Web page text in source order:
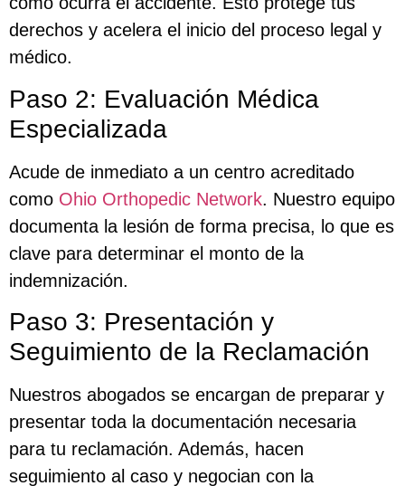
derechos y acelera el inicio del proceso legal y
médico.
Paso 2: Evaluación Médica
Especializada
Acude de inmediato a un centro acreditado
como Ohio Orthopedic Network. Nuestro equipo
documenta la lesión de forma precisa, lo que es
clave para determinar el monto de la
indemnización.
Paso 3: Presentación y
Seguimiento de la Reclamación
Nuestros abogados se encargan de preparar y
presentar toda la documentación necesaria
para tu reclamación. Además, hacen
seguimiento al caso y negocian con la